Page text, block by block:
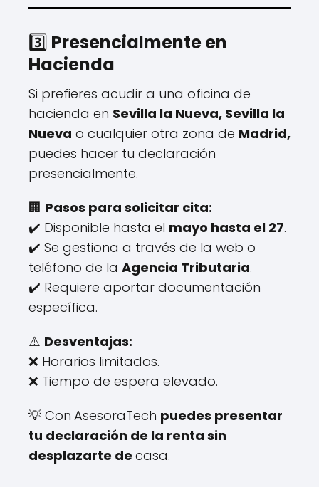
3️⃣ Presencialmente en
Hacienda
Si prefieres acudir a una oficina de
hacienda en Sevilla la Nueva, Sevilla la
Nueva o cualquier otra zona de Madrid,
puedes hacer tu declaración
presencialmente.
🏢 Pasos para solicitar cita:
✔️ Disponible hasta el mayo hasta el 27.
✔️ Se gestiona a través de la web o
teléfono de la Agencia Tributaria.
✔️ Requiere aportar documentación
específica.
⚠️ Desventajas:
❌ Horarios limitados.
❌ Tiempo de espera elevado.
💡 Con AsesoraTech puedes presentar
tu declaración de la renta sin
desplazarte de casa.